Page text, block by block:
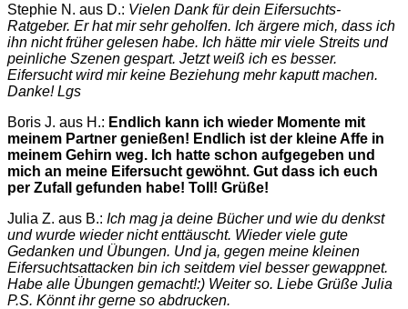
Stephie N. aus D.: Vielen Dank für dein Eifersuchts-
Ratgeber. Er hat mir sehr geholfen. Ich ärgere mich, dass ich
ihn nicht früher gelesen habe. Ich hätte mir viele Streits und
peinliche Szenen gespart. Jetzt weiß ich es besser.
Eifersucht wird mir keine Beziehung mehr kaputt machen.
Danke! Lgs
Boris J. aus H.: Endlich kann ich wieder Momente mit
meinem Partner genießen! Endlich ist der kleine Affe in
meinem Gehirn weg. Ich hatte schon aufgegeben und
mich an meine Eifersucht gewöhnt. Gut dass ich euch
per Zufall gefunden habe! Toll! Grüße!
Julia Z. aus B.: Ich mag ja deine Bücher und wie du denkst
und wurde wieder nicht enttäuscht. Wieder viele gute
Gedanken und Übungen. Und ja, gegen meine kleinen
Eifersuchtsattacken bin ich seitdem viel besser gewappnet.
Habe alle Übungen gemacht!:) Weiter so. Liebe Grüße Julia
P.S. Könnt ihr gerne so abdrucken.